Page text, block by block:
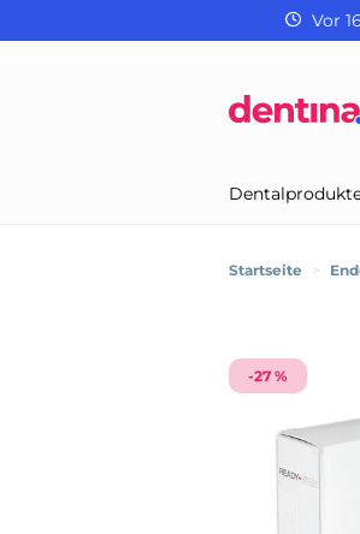
Vor
Startseite >
-27 %